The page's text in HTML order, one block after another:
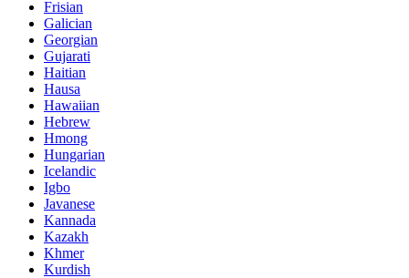
Frisian
Galician
Georgian
Gujarati
Haitian
Hausa
Hawaiian
Hebrew
Hmong
Hungarian
Icelandic
Igbo
Javanese
Kannada
Kazakh
Khmer
Kurdish